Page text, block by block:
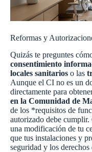
Reformas y
Quizás te preguntes
consentimiento
locales sanitarios o las
Aunque el CI no es un
directamente para
en la Comunidad de
de los *requisitos de
autorizado debe
una modificación de tu
que tus instalaciones y
seguridad y los derechos